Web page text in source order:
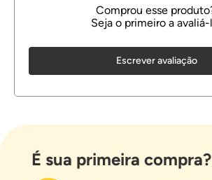
Escrever avaliação
É sua primeira compra?